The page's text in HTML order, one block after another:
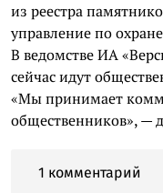
из реестра
управление по
В ведомстве ИА
сейчас идут
«Мы принимает
общественников», —
1 комментарий